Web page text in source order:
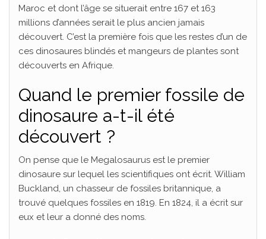
Maroc et dont l’âge se situerait entre 167 et 163
millions d’années serait le plus ancien jamais
découvert. C’est la première fois que les restes d’un de
ces dinosaures blindés et mangeurs de plantes sont
découverts en Afrique.
Quand le premier fossile de
dinosaure a-t-il été
découvert ?
On pense que le Megalosaurus est le premier
dinosaure sur lequel les scientifiques ont écrit. William
Buckland, un chasseur de fossiles britannique, a
trouvé quelques fossiles en 1819. En 1824, il a écrit sur
eux et leur a donné des noms.